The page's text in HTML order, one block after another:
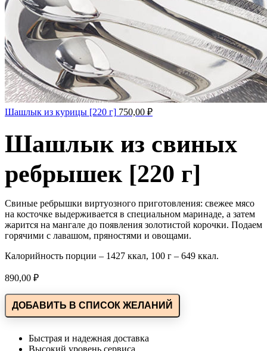
Шашлык из курицы [220 г] 750,00 ₽
Шашлык из свиных
ребрышек [220 г]
Свиные ребрышки виртуозного приготовления: свежее мясо
на косточке выдерживается в специальном маринаде, а затем
жарится на мангале до появления золотистой корочки. Подаем
горячими с лавашом, пряностями и овощами.
Калорийность порции – 1427 ккал, 100 г – 649 ккал.
890,00 ₽
ДОБАВИТЬ В СПИСОК ЖЕЛАНИЙ
Быстрая и надежная доставка
Высокий уровень сервиса